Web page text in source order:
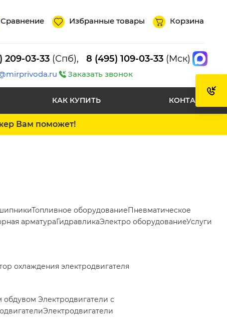
Сравнение Избранные товары Корзина
209-03-33 (Спб), 8 (495) 109-03-33 (Мск)
Заказать звонок
КАК КУПИТЬ КОНТАКТЫ
Вам поможет!
Топливное оборудованиеПневматическое
арматураГидравликаЭлектро оборудованиеУслуги
охлаждения электродвигателя
обдувом Электродвигатели с
Электродвигатели